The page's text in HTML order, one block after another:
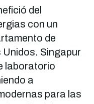
del
con un
de
Singapur
laboratorio
a
para las